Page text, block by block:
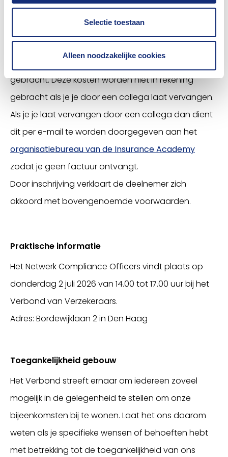
Selectie toestaan
Alleen noodzakelijke cookies
Deelnemers kunnen hun aanmelding annuleren tót
48 uur voor de bijeenkomst. Bij latere annulering of
no-show wordt € 50,- (excl. BTW)
administratie-/organisatiekosten in rekening
gebracht. Deze kosten worden niet in rekening
gebracht als je je door een collega laat vervangen.
Als je je laat vervangen door een collega dan dient
dit per e-mail te worden doorgegeven aan het
organisatiebureau van de Insurance Academy
zodat je geen factuur ontvangt.
Door inschrijving verklaart de deelnemer zich
akkoord met bovengenoemde voorwaarden.
Praktische informatie
Het Netwerk Compliance Officers vindt plaats op
donderdag 2 juli 2026 van 14.00 tot 17.00 uur bij het
Verbond van Verzekeraars.
Adres: Bordewijklaan 2 in Den Haag
Toegankelijkheid gebouw
Het Verbond streeft ernaar om iedereen zoveel
mogelijk in de gelegenheid te stellen om onze
bijeenkomsten bij te wonen. Laat het ons daarom
weten als je specifieke wensen of behoeften hebt
met betrekking tot de toegankelijkheid van ons